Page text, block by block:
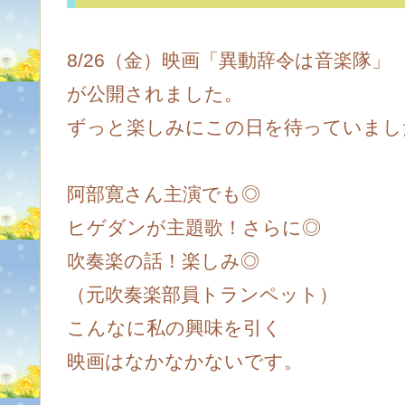
8/26（金）映画「異動辞令は音楽隊」
が公開されました。
ずっと楽しみにこの日を待っていま
阿部寛さん主演でも◎
ヒゲダンが主題歌！さらに◎
吹奏楽の話！楽しみ◎
（元吹奏楽部員トランペット）
こんなに私の興味を引く
映画はなかなかないです。